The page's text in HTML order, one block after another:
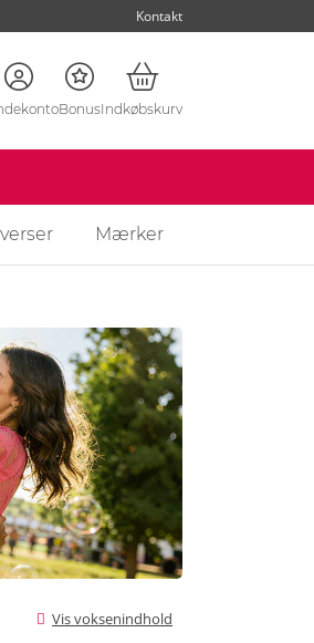
Kontakt
BonusIndkøbskurv
Mærker
Vis voksenindhold